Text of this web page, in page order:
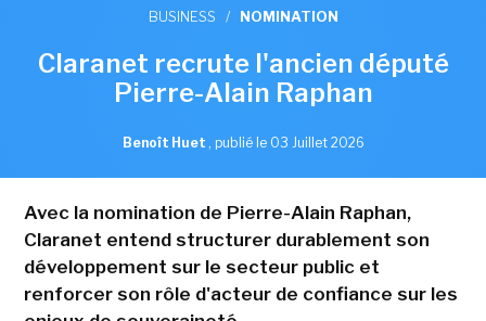
BUSINESS / NOMINATION
Claranet recrute l'ancien député
Pierre-Alain Raphan
Benoît Huet , publié le 03 Juillet 2026
Avec la nomination de Pierre-Alain Raphan,
Claranet entend structurer durablement son
développement sur le secteur public et
renforcer son rôle d'acteur de confiance sur les